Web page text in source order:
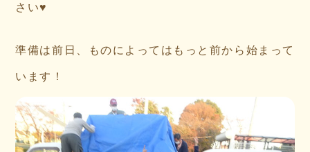
さい♥
準備は前日、ものによってはもっと前から始まって
います！